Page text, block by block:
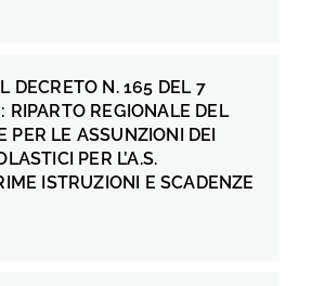
DECRETO N. 165 DEL 7
RIPARTO REGIONALE DEL
PER LE ASSUNZIONI DEI
PER L’A.S.
ISTRUZIONI E SCADENZE